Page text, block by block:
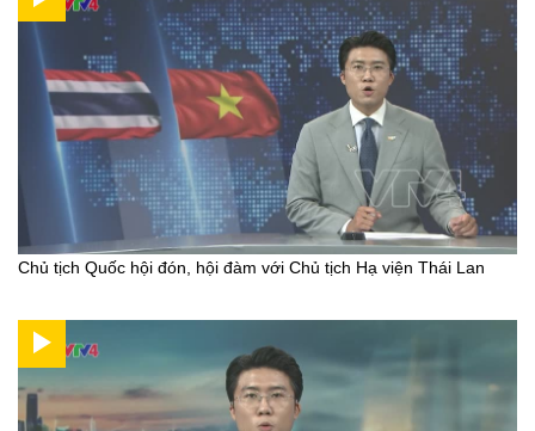
Chủ tịch Quốc hội đón, hội đàm với Chủ tịch Hạ viện Thái Lan